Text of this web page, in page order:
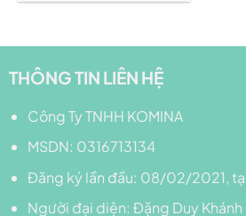
sao
THÔNG TIN LIÊN HỆ
Công Ty TNHH KOMINA
MSDN: 0316713134
Đăng ký lần đầu: 08/02/2021,
Người đại diện: Đặng Duy Khánh